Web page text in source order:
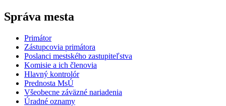
Správa mesta
Primátor
Zástupcovia primátora
Poslanci mestského zastupiteľstva
Komisie a ich členovia
Hlavný kontrolór
Prednosta MsÚ
Všeobecne záväzné nariadenia
Úradné oznamy